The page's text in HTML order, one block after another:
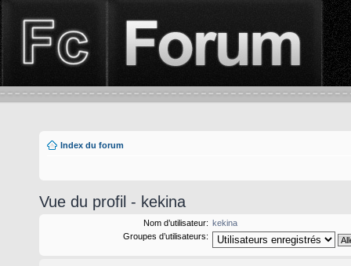
Index du forum
Vue du profil - kekina
Nom d’utilisateur: kekina
Groupes d’utilisateurs: